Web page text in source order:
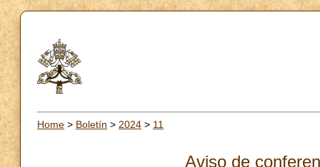
Home > Boletín > 2024 > 11
Aviso de